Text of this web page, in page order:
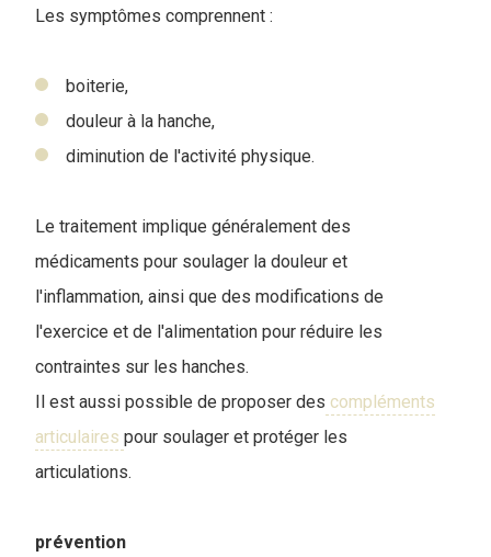
Les symptômes comprennent :
boiterie,
douleur à la hanche,
diminution de l'activité physique.
Le traitement implique généralement des
médicaments pour soulager la douleur et
l'inflammation, ainsi que des modifications de
l'exercice et de l'alimentation pour réduire les
contraintes sur les hanches.
Il est aussi possible de proposer des compléments
articulaires pour soulager et protéger les
articulations.
prévention